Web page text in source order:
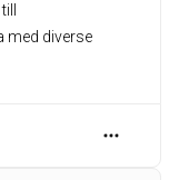
med diverse